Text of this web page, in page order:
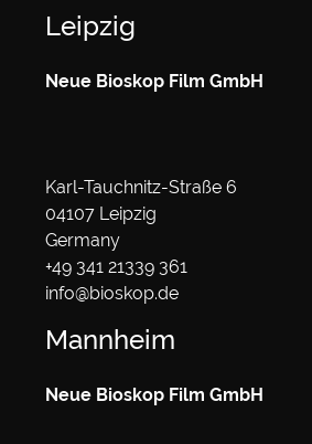
Leipzig
Neue Bioskop Film GmbH
Karl-Tauchnitz-Straße 6
04107 Leipzig
Germany
+49 341 21339 361
info@bioskop.de
Mannheim
Neue Bioskop Film GmbH